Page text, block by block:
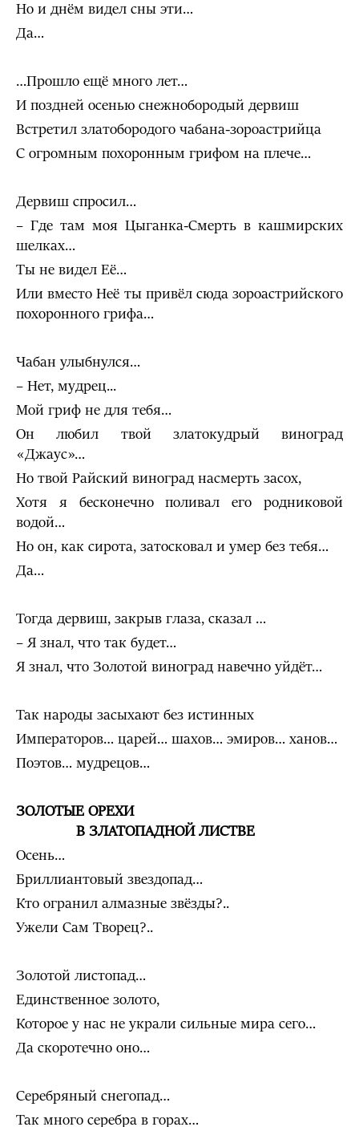
Но и днём видел сны эти…
Да…
…Прошло ещё много лет…
И поздней осенью снежнобородый дервиш
Встретил златобородого чабана-зороастрийца
С огромным похоронным грифом на плече…
Дервиш спросил…
– Где там моя Цыганка-Смерть в кашмирских
шелках…
Ты не видел Её…
Или вместо Неё ты привёл сюда зороастрийского
похоронного грифа…
Чабан улыбнулся…
– Нет, мудрец...
Мой гриф не для тебя…
Он любил твой златокудрый виноград
«Джаус»…
Но твой Райский виноград насмерть засох,
Хотя я бесконечно поливал его родниковой
водой…
Но он, как сирота, затосковал и умер без тебя…
Да…
Тогда дервиш, закрыв глаза, сказал …
– Я знал, что так будет…
Я знал, что Золотой виноград навечно уйдёт…
Так народы засыхают без истинных
Императоров… царей… шахов… эмиров… ханов…
Поэтов… мудрецов…
ЗОЛОТЫЕ ОРЕХИ
В ЗЛАТОПАДНОЙ ЛИСТВЕ
Осень…
Бриллиантовый звездопад…
Кто огранил алмазные звёзды?..
Ужели Сам Творец?..
Золотой листопад…
Единственное золото,
Которое у нас не украли сильные мира сего…
Да скоротечно оно…
Серебряный снегопад…
Так много серебра в горах…